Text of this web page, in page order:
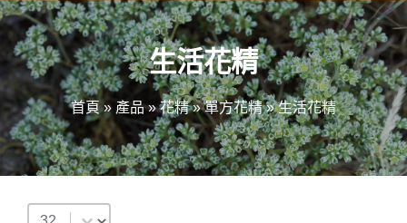
生活花精
首頁 » 產品 » 花精 » 單方花精 » 生活花精
Select number per page